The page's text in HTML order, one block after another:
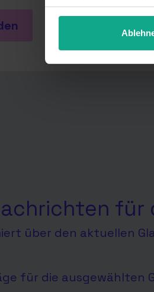
unter Details
für
über den aktuellen
für die ausgewählten